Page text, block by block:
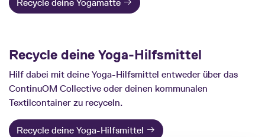
Recycle deine Yogamatte
Recycle deine Yoga-Hilfsmittel
Hilf dabei mit deine Yoga-Hilfsmittel entweder über das
ContinuOM Collective oder deinen kommunalen
Textilcontainer zu recyceln.
Recycle deine Yoga-Hilfsmittel